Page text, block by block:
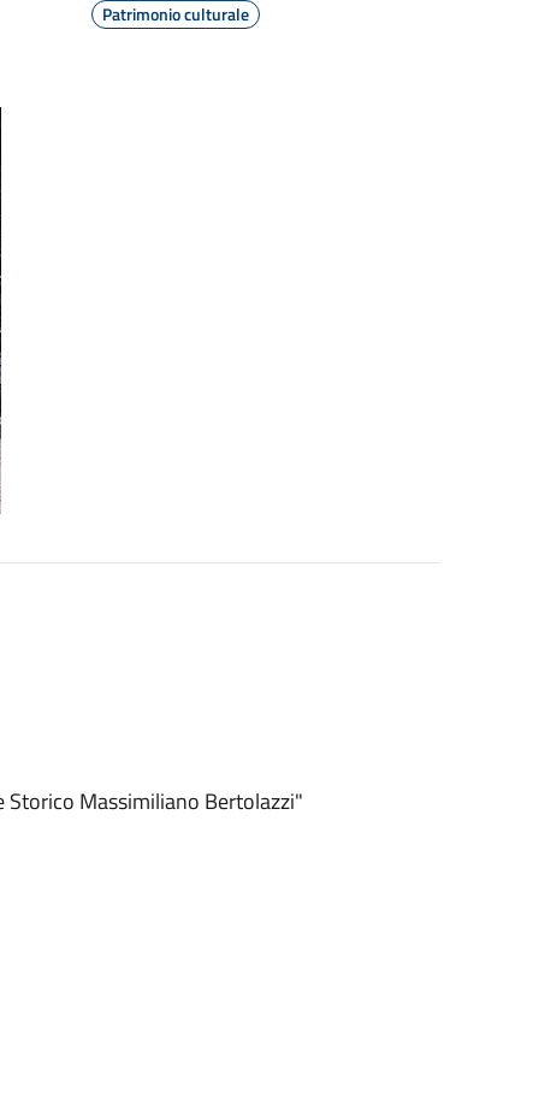
Patrimonio culturale
Storico Massimiliano Bertolazzi"